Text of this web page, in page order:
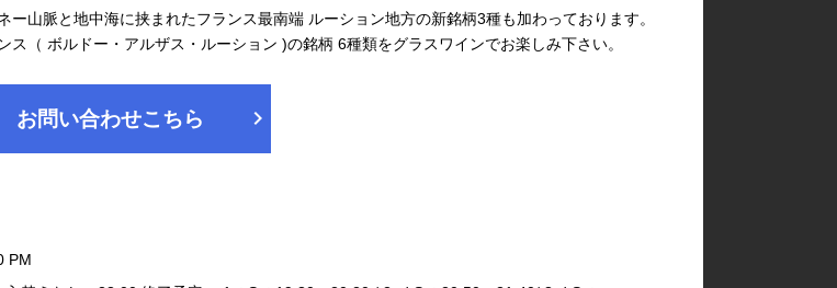
ー山脈と地中海に挟まれたフランス最南端 ルーション地方の新銘柄3種も加わっております。
ス（ ボルドー・アルザス・ルーション )の銘柄 6種類をグラスワインでお楽しみ下さい。
お問い合わせこちら chevron_right
PM